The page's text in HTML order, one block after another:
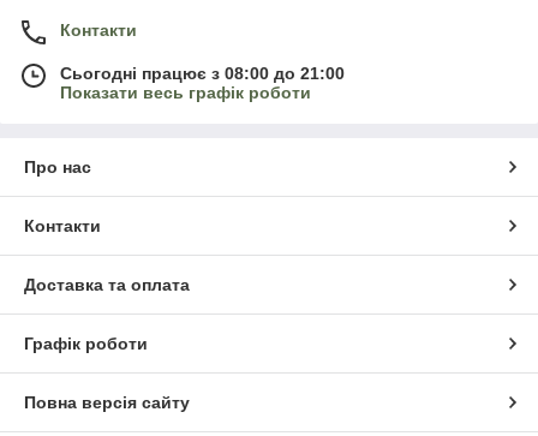
Контакти
Сьогодні працює з 08:00 до 21:00
Показати весь графік роботи
Про нас
Контакти
Доставка та оплата
Графік роботи
Повна версія сайту